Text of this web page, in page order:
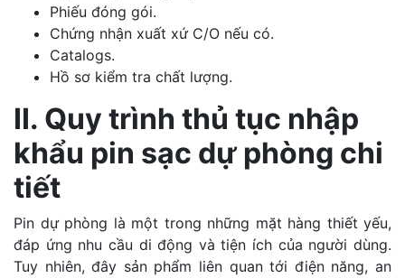
Phiếu đóng gói.
Chứng nhận xuất xứ C/O nếu có.
Catalogs.
Hồ sơ kiểm tra chất lượng.
II. Quy trình thủ tục nhập
khẩu pin sạc dự phòng chi
tiết
Pin dự phòng là một trong những mặt hàng thiết yếu,
đáp ứng nhu cầu di động và tiện ích của người dùng.
Tuy nhiên, đây sản phẩm liên quan tới điện năng, an